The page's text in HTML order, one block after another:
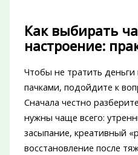
Как выбирать
настроение:
Чтобы не тратить
пачками, подойдите к
Сначала честно
нужны чаще всего:
засыпание, креативный
восстановление после